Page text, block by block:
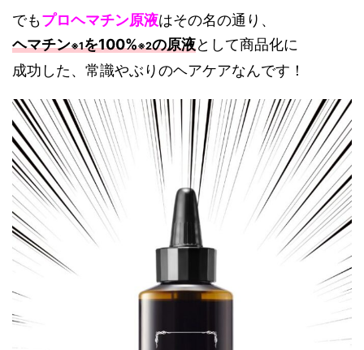
でもプロヘマチン原液はその名の通り、
ヘマチン※1を100%※2の原液として商品化に
成功した、常識やぶりのヘアケアなんです！